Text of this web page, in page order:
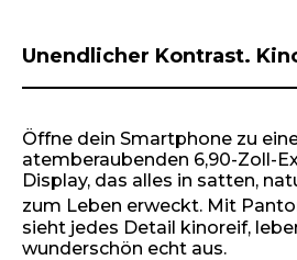
Unendlicher Kontrast.
Öffne dein Smartphone zu
atemberaubenden 6,90-Zoll-
Display, das alles in satten,
zum Leben erweckt. Mit
sieht jedes Detail kinoreif,
wunderschön echt aus.